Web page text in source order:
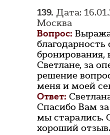
139. Дата:
Москва
Вопрос:
бронирования,
Светлане, за
решение
меня и моей
Ответ:
Спасибо Вам за
мы старались.
хороший отзыв.